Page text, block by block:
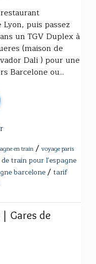
puis passez
un TGV Duplex à
(maison de
Dali ) pour une
Barcelone ou...
en train / voyage paris
train pour l'espagne
barcelone/ tarif
| Gares de